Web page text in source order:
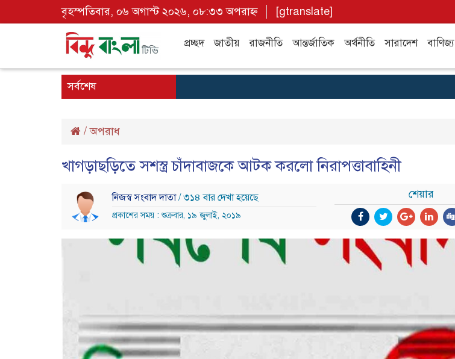
বৃহস্পতিবার, ০৬ অগাস্ট ২০২৬, ০৮:৩৩ অপরাহ্ন [gtranslate]
প্রচ্ছদ জাতীয় রাজনীতি আন্তর্জাতিক অর্থনীতি সারাদেশ বাণিজ্য
সর্বশেষ
/অপরাধ
খাগড়াছড়িতে সশস্ত্র চাঁদাবাজকে আটক করলো নিরাপত্তাবাহিনী
নিজস্ব সংবাদ দাতা/ ৩১৪ বার দেখা হয়েছে
প্রকাশের সময় : শুক্রবার, ১৯ জুলাই, ২০১৯
শেয়ার